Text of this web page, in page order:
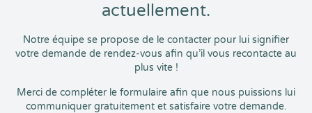
actuellement.
Notre équipe se propose de le contacter pour lui signifier
votre demande de rendez-vous afin qu’il vous recontacte au
plus vite !
Merci de compléter le formulaire afin que nous puissions lui
communiquer gratuitement et satisfaire votre demande.